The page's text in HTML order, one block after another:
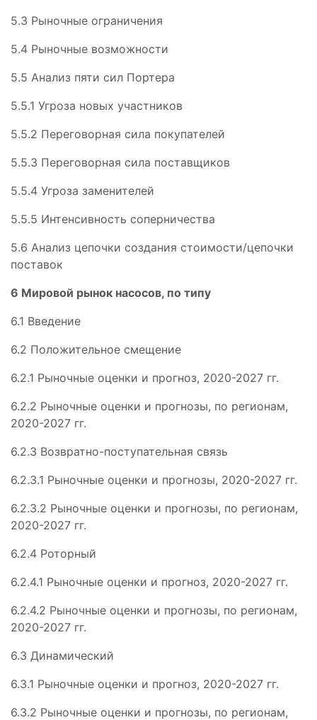
5.3 Рыночные ограничения
5.4 Рыночные возможности
5.5 Анализ пяти сил Портера
5.5.1 Угроза новых участников
5.5.2 Переговорная сила покупателей
5.5.3 Переговорная сила поставщиков
5.5.4 Угроза заменителей
5.5.5 Интенсивность соперничества
5.6 Анализ цепочки создания стоимости/цепочки
поставок
6 Мировой рынок насосов, по типу
6.1 Введение
6.2 Положительное смещение
6.2.1 Рыночные оценки и прогноз, 2020-2027 гг.
6.2.2 Рыночные оценки и прогнозы, по регионам,
2020-2027 гг.
6.2.3 Возвратно-поступательная связь
6.2.3.1 Рыночные оценки и прогнозы, 2020-2027 гг.
6.2.3.2 Рыночные оценки и прогнозы, по регионам,
2020-2027 гг.
6.2.4 Роторный
6.2.4.1 Рыночные оценки и прогноз, 2020-2027 гг.
6.2.4.2 Рыночные оценки и прогнозы, по регионам,
2020-2027 гг.
6.3 Динамический
6.3.1 Рыночные оценки и прогноз, 2020-2027 гг.
6.3.2 Рыночные оценки и прогнозы, по регионам,